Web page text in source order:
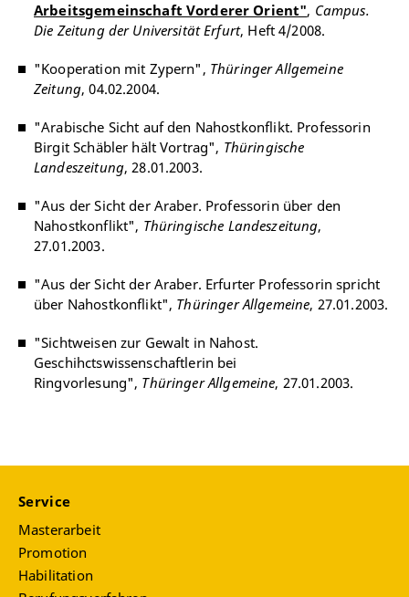
Arbeitsgemeinschaft Vorderer Orient", Campus.
Die Zeitung der Universität Erfurt, Heft 4/2008.
"Kooperation mit Zypern", Thüringer Allgemeine
Zeitung, 04.02.2004.
"Arabische Sicht auf den Nahostkonflikt. Professorin
Birgit Schäbler hält Vortrag", Thüringische
Landeszeitung, 28.01.2003.
"Aus der Sicht der Araber. Professorin über den
Nahostkonflikt", Thüringische Landeszeitung,
27.01.2003.
"Aus der Sicht der Araber. Erfurter Professorin spricht
über Nahostkonflikt", Thüringer Allgemeine, 27.01.2003.
"Sichtweisen zur Gewalt in Nahost.
Geschihctswissenschaftlerin bei
Ringvorlesung", Thüringer Allgemeine, 27.01.2003.
Service
Masterarbeit
Promotion
Habilitation